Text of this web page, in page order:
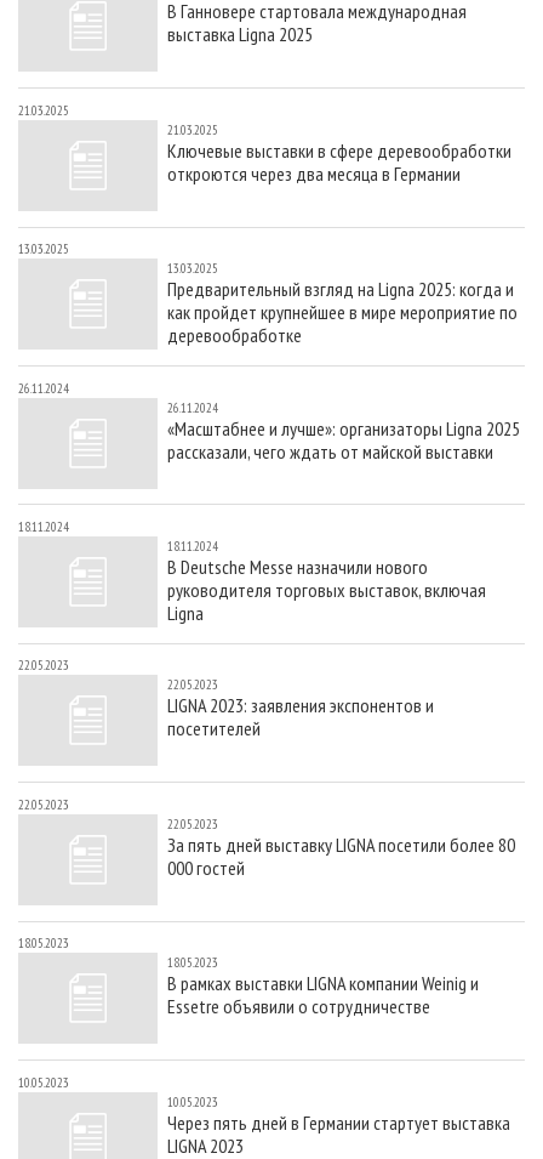
СУШКА ДРЕВЕСИНЫ
ПРОИЗВОДСТВО ДРЕВЕСНЫХ ПЛИТ
ДЕРЕВЯННОЕ ДОМОСТРОЕНИЕ
ПРОИЗВОДСТВО МЕБЕЛИ
БИОЭНЕРГЕТИКА
ЦБП
ИНСТРУМЕНТ И МАТЕРИАЛЫ
ПЕРСОНЫ
МОБИЛЬНЫЕ ВЫСТАВКИ
ПРИОРИТЕТНЫЕ ИНВЕСТПРОЕКТЫ
RUSSIAN FORESTRY REVIEW
ГАЗЕТА ЛЕСПРОМФОРУМ
БИБЛИОТЕКА СПЕЦИАЛИСТА
КОНТАКТЫ
РЕКЛАМА
В Ганновере стартовала международная
выставка Ligna 2025
21.03.2025
21.03.2025
Ключевые выставки в сфере деревообработки
откроются через два месяца в Германии
13.03.2025
13.03.2025
Предварительный взгляд на Ligna 2025: когда и
как пройдет крупнейшее в мире мероприятие по
деревообработке
26.11.2024
26.11.2024
«Масштабнее и лучше»: организаторы Ligna 2025
рассказали, чего ждать от майской выставки
18.11.2024
18.11.2024
В Deutsche Messe назначили нового
руководителя торговых выставок, включая
Ligna
22.05.2023
22.05.2023
LIGNA 2023: заявления экспонентов и
посетителей
22.05.2023
22.05.2023
За пять дней выставку LIGNA посетили более 80
000 гостей
18.05.2023
18.05.2023
В рамках выставки LIGNA компании Weinig и
Essetre объявили о сотрудничестве
10.05.2023
10.05.2023
Через пять дней в Германии стартует выставка
LIGNA 2023